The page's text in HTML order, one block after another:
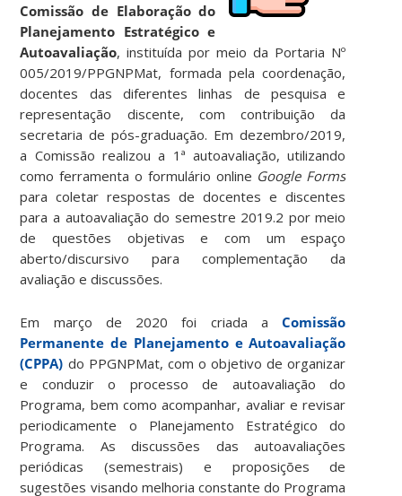
Comissão de Elaboração do
Planejamento Estratégico e
Autoavaliação, instituída por meio da Portaria Nº
005/2019/PPGNPMat, formada pela coordenação,
docentes das diferentes linhas de pesquisa e
representação discente, com contribuição da
secretaria de pós-graduação. Em dezembro/2019,
a Comissão realizou a 1ª autoavaliação, utilizando
como ferramenta o formulário online Google Forms
para coletar respostas de docentes e discentes
para a autoavaliação do semestre 2019.2 por meio
de questões objetivas e com um espaço
aberto/discursivo para complementação da
avaliação e discussões.
Em março de 2020 foi criada aComissão
Permanente de Planejamento e Autoavaliação
(CPPA) do PPGNPMat, com o objetivo de organizar
e conduzir o processo de autoavaliação do
Programa, bem como acompanhar, avaliar e revisar
periodicamente o Planejamento Estratégico do
Programa. As discussões das autoavaliações
periódicas (semestrais) e proposições de
sugestões visando melhoria constante do Programa